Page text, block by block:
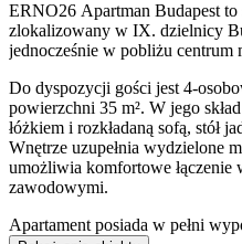
ERNO26 Apartman Budapest to
zlokalizowany w IX. dzielnicy
jednocześnie w pobliżu centrum
Do dyspozycji gości jest 4-
powierzchni 35 m². W jego
łóżkiem i rozkładaną sofą, stół
Wnętrze uzupełnia wydzielone
umożliwia komfortowe
zawodowymi.
Apartament posiada w pełni